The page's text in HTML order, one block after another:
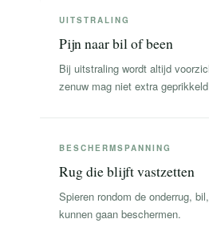
UITSTRALING
Pijn naar bil of been
Bij uitstraling wordt altijd
zenuw mag niet extra
BESCHERMSPANNING
Rug die blijft vastzetten
Spieren rondom de onderrug,
kunnen gaan beschermen.